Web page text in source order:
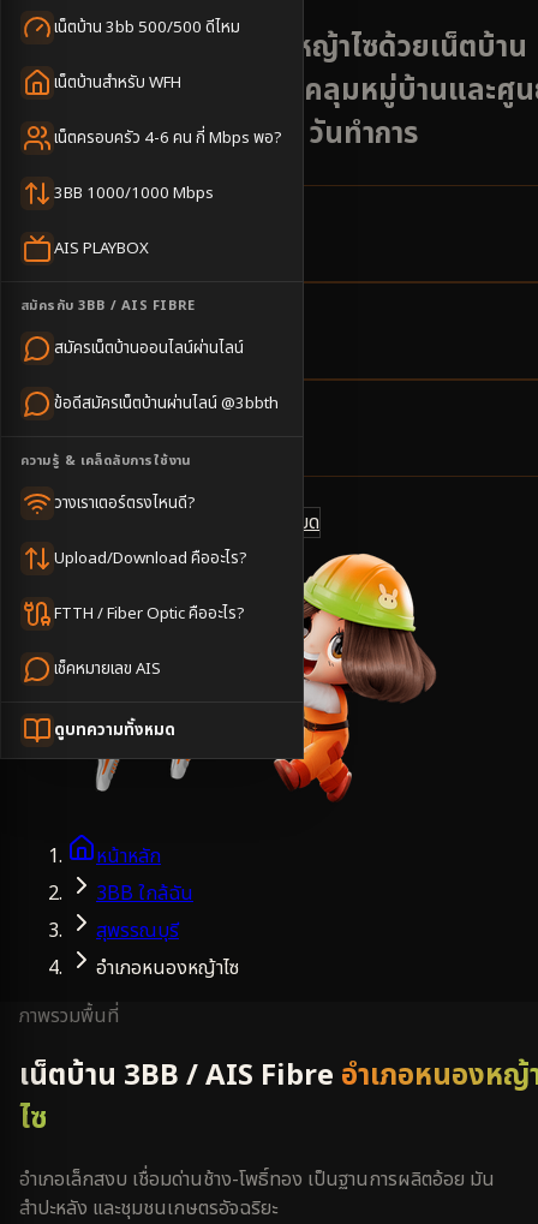
เน็ตบ้าน 3bb 500/500 ดีไหม
เน็ตบ้านสำหรับ WFH
เน็ตครอบครัว 4-6 คน กี่ Mbps พอ?
3BB 1000/1000 Mbps
AIS PLAYBOX
สมัครกับ 3BB / AIS FIBRE
สมัครเน็ตบ้านออนไลน์ผ่านไลน์
ข้อดีสมัครเน็ตบ้านผ่านไลน์ @3bbth
ความรู้ & เคล็ดลับการใช้งาน
วางเราเตอร์ตรงไหนดี?
Upload/Download คืออะไร?
FTTH / Fiber Optic คืออะไร?
เช็คหมายเลข AIS
ดูบทความทั้งหมด
ดูแลไร่และชุมชนหนองหญ้าไซด้วยเน็ตบ้าน
3BB AIS Fibre3 ครอบคลุมหมู่บ้านและศู
เรียนรู้เกษตร ติดตั้ง 3-5 วันทำการ
6ตำบล
ครอบคลุมพื้นที่
3-5วันทำการ
นัดช่างติดตั้ง
ราคาเริ่มต้น
ดูแพ็กเกจทั้งหมด
หน้าหลัก
3BB ใกล้ฉัน
สุพรรณบุรี
อำเภอหนองหญ้าไซ
ภาพรวมพื้นที่
เน็ตบ้าน 3BB / AIS Fibre อำเภอหนองหญ้
ไซ
อำเภอเล็กสงบ เชื่อมด่านช้าง-โพธิ์ทอง เป็นฐานการผลิตอ้อย มัน
สำปะหลัง และชุมชนเกษตรอัจฉริยะ